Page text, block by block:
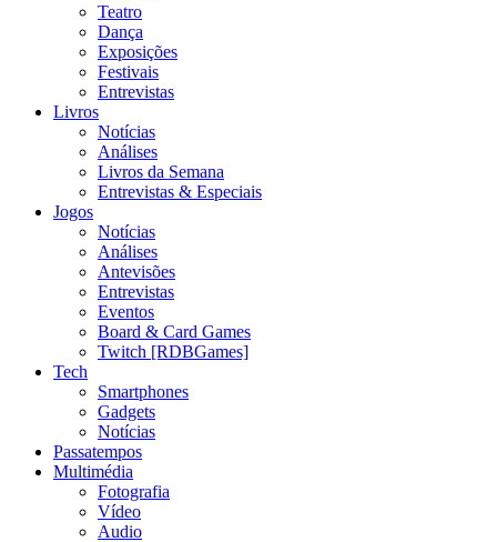
Teatro
Dança
Exposições
Festivais
Entrevistas
Livros
Notícias
Análises
Livros da Semana
Entrevistas & Especiais
Jogos
Notícias
Análises
Antevisões
Entrevistas
Eventos
Board & Card Games
Twitch [RDBGames]
Tech
Smartphones
Gadgets
Notícias
Passatempos
Multimédia
Fotografia
Vídeo
Audio